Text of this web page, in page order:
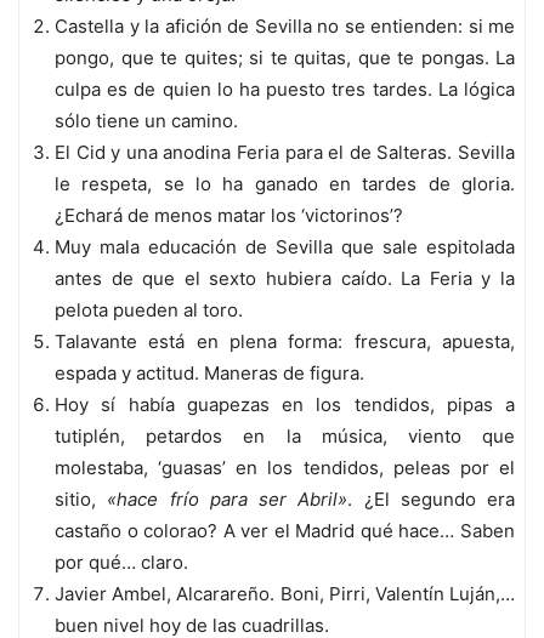
Castella y la afición de Sevilla no se entienden: si me
pongo, que te quites; si te quitas, que te pongas. La
culpa es de quien lo ha puesto tres tardes. La lógica
sólo tiene un camino.
El Cid y una anodina Feria para el de Salteras. Sevilla
le respeta, se lo ha ganado en tardes de gloria.
¿Echará de menos matar los ‘victorinos’?
Muy mala educación de Sevilla que sale espitolada
antes de que el sexto hubiera caído. La Feria y la
pelota pueden al toro.
Talavante está en plena forma: frescura, apuesta,
espada y actitud. Maneras de figura.
Hoy sí había guapezas en los tendidos, pipas a
tutiplén, petardos en la música, viento que
molestaba, ‘guasas’ en los tendidos, peleas por el
sitio, «hace frío para ser Abril». ¿El segundo era
castaño o colorao? A ver el Madrid qué hace… Saben
por qué… claro.
Javier Ambel, Alcarareño. Boni, Pirri, Valentín Luján,…
buen nivel hoy de las cuadrillas.